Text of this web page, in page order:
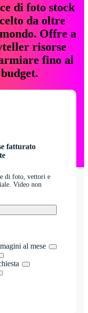
di foto stock
da oltre
Offre a
risorse
fino al
fatturato
di foto, vettori e
Video non
al mese